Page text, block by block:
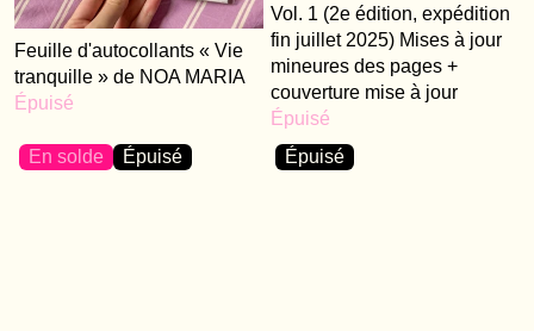
Feuille d'autocollants « Vie
tranquille » de NOA MARIA
Épuisé
Vol. 1 (2e édition, expédition
fin juillet 2025) Mises à jour
mineures des pages +
couverture mise à jour
Épuisé
En solde
Épuisé Épuisé